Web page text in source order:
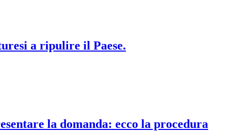
a ripulire il Paese.
la domanda: ecco la procedura